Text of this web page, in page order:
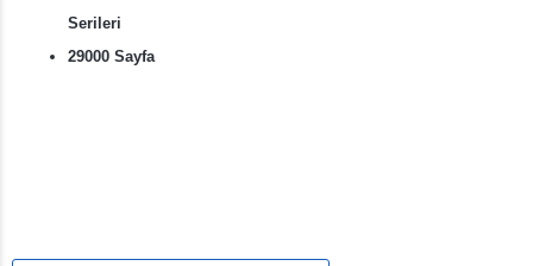
Serileri
29000 Sayfa